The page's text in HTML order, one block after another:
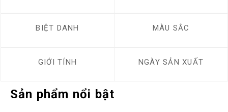
BIỆT DANH MÀU SẮC
GIỚI TÍNH NGÀY SẢN XUẤT
Sản phẩm nổi bật